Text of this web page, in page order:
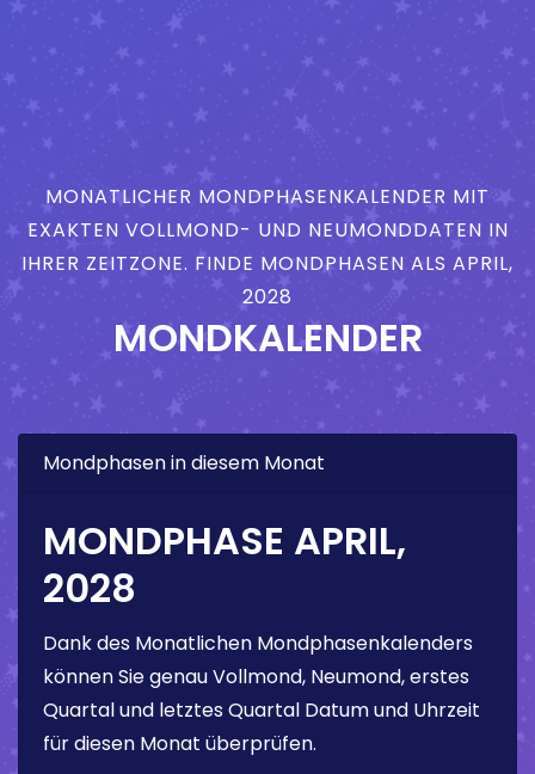
MONATLICHER MONDPHASENKALENDER MIT
EXAKTEN VOLLMOND- UND NEUMONDDATEN IN
IHRER ZEITZONE. FINDE MONDPHASEN ALS APRIL,
2028
MONDKALENDER
Mondphasen in diesem Monat
MONDPHASE APRIL,
2028
Dank des Monatlichen Mondphasenkalenders
können Sie genau Vollmond, Neumond, erstes
Quartal und letztes Quartal Datum und Uhrzeit
für diesen Monat überprüfen.